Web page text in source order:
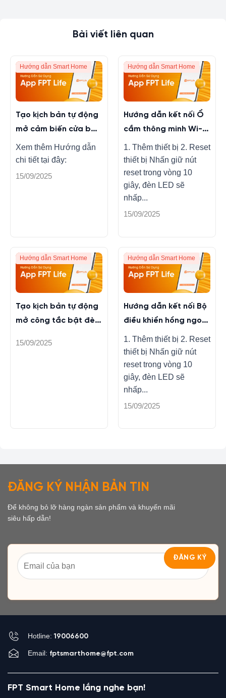
Bài viết liên quan
Hướng dẫn Smart Home
Tạo kịch bản tự động
mở cảm biến cửa bật
đèn trên FPT LIFE
Xem thêm Hướng dẫn
chi tiết tại đây:
15/09/2025
Hướng dẫn Smart Home
Hướng dẫn kết nối Ổ
cắm thông minh Wi-Fi
trên app FPT LIFE
1. Thêm thiết bị 2. Reset
thiết bị Nhấn giữ nút
reset trong vòng 10
giây, đèn LED sẽ
nhấp...
15/09/2025
Hướng dẫn Smart Home
Tạo kịch bản tự động
mở công tắc bật đèn
15/09/2025
Hướng dẫn Smart Home
Hướng dẫn kết nối Bộ
điều khiển hồng ngoại
trên app FPT LIFE
1. Thêm thiết bị 2. Reset
thiết bị Nhấn giữ nút
reset trong vòng 10
giây, đèn LED sẽ
nhấp...
15/09/2025
ĐĂNG KÝ NHẬN BẢN TIN
Để không bỏ lỡ hàng ngàn sản phẩm và khuyến mãi
siêu hấp dẫn!
Hotline:19006600
Email: fptsmarthome@fpt.com
FPT Smart Home lắng nghe bạn!